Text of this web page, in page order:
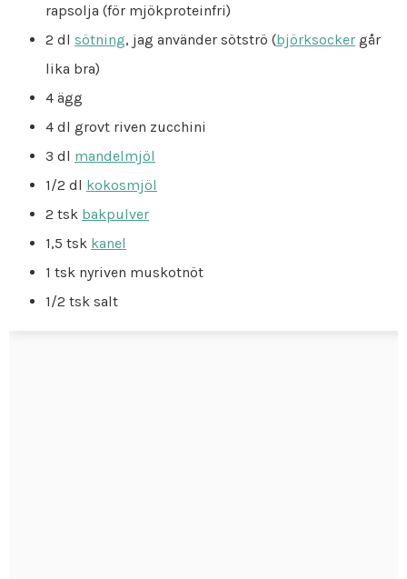
rapsolja (för mjökproteinfri)
2 dl sötning, jag använder sötströ (björksocker går
lika bra)
4 ägg
4 dl grovt riven zucchini
3 dl mandelmjöl
1/2 dl kokosmjöl
2 tsk bakpulver
1,5 tsk kanel
1 tsk nyriven muskotnöt
1/2 tsk salt